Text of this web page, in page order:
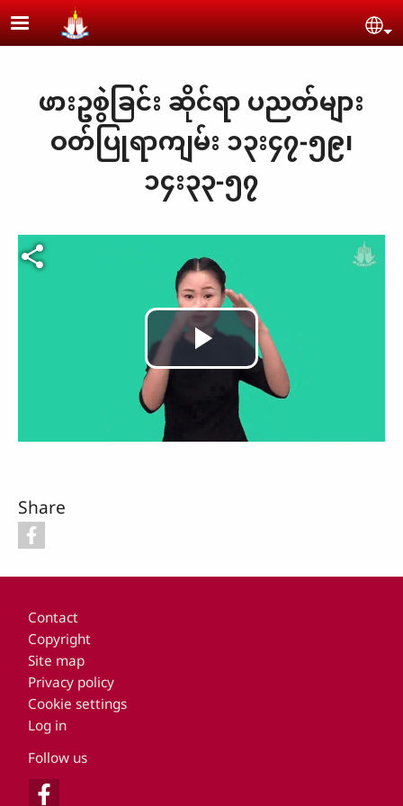
Skip to main content
ဖားဥစွဲခြင်း ဆိုင်ရာ ပညတ်များ
ဝတ်ပြုရာကျမ်း ၁၃း၄၇-၅၉၊
၁၄း၃၃-၅၇
Video file
Play
Video
Share
Contact
Copyright
Site map
Privacy policy
Cookie settings
Log in
Follow us